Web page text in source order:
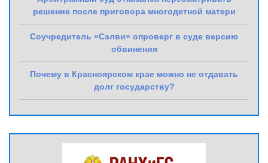
решение после приговора многодетной матери
Соучредитель «Сэлви» опроверг в суде версию
обвинения
Почему в Красноярском крае можно не отдавать
долг государству?